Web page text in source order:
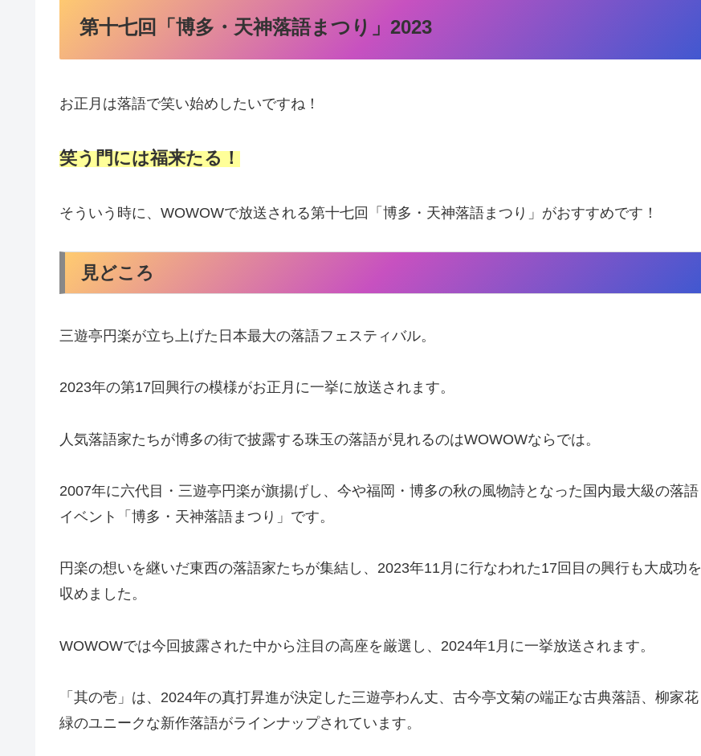
第十七回「博多・天神落語まつり」2023
お正月は落語で笑い始めしたいですね！
笑う門には福来たる！
そういう時に、WOWOWで放送される第十七回「博多・天神落語まつり」がおすすめです！
見どころ
三遊亭円楽が立ち上げた日本最大の落語フェスティバル。
2023年の第17回興行の模様がお正月に一挙に放送されます。
人気落語家たちが博多の街で披露する珠玉の落語が見れるのはWOWOWならでは。
2007年に六代目・三遊亭円楽が旗揚げし、今や福岡・博多の秋の風物詩となった国内最大級の落語
イベント「博多・天神落語まつり」です。
円楽の想いを継いだ東西の落語家たちが集結し、2023年11月に行なわれた17回目の興行も大成功を
収めました。
WOWOWでは今回披露された中から注目の高座を厳選し、2024年1月に一挙放送されます。
「其の壱」は、2024年の真打昇進が決定した三遊亭わん丈、古今亭文菊の端正な古典落語、柳家花
緑のユニークな新作落語がラインナップされています。